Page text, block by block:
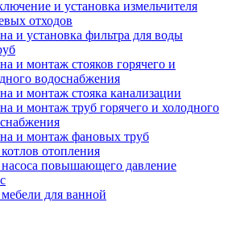
и установка измельчителя
отходов
и установка фильтра для воды
и монтаж стояков горячего и
водоснабжения
и монтаж стояка канализации
и монтаж труб горячего и холодного
и монтаж фановых труб
отопления
насоса повышающего давление
для ванной